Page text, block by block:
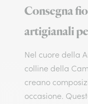
Consegna
artigianali
Nel cuore della
colline della
creano
occasione.